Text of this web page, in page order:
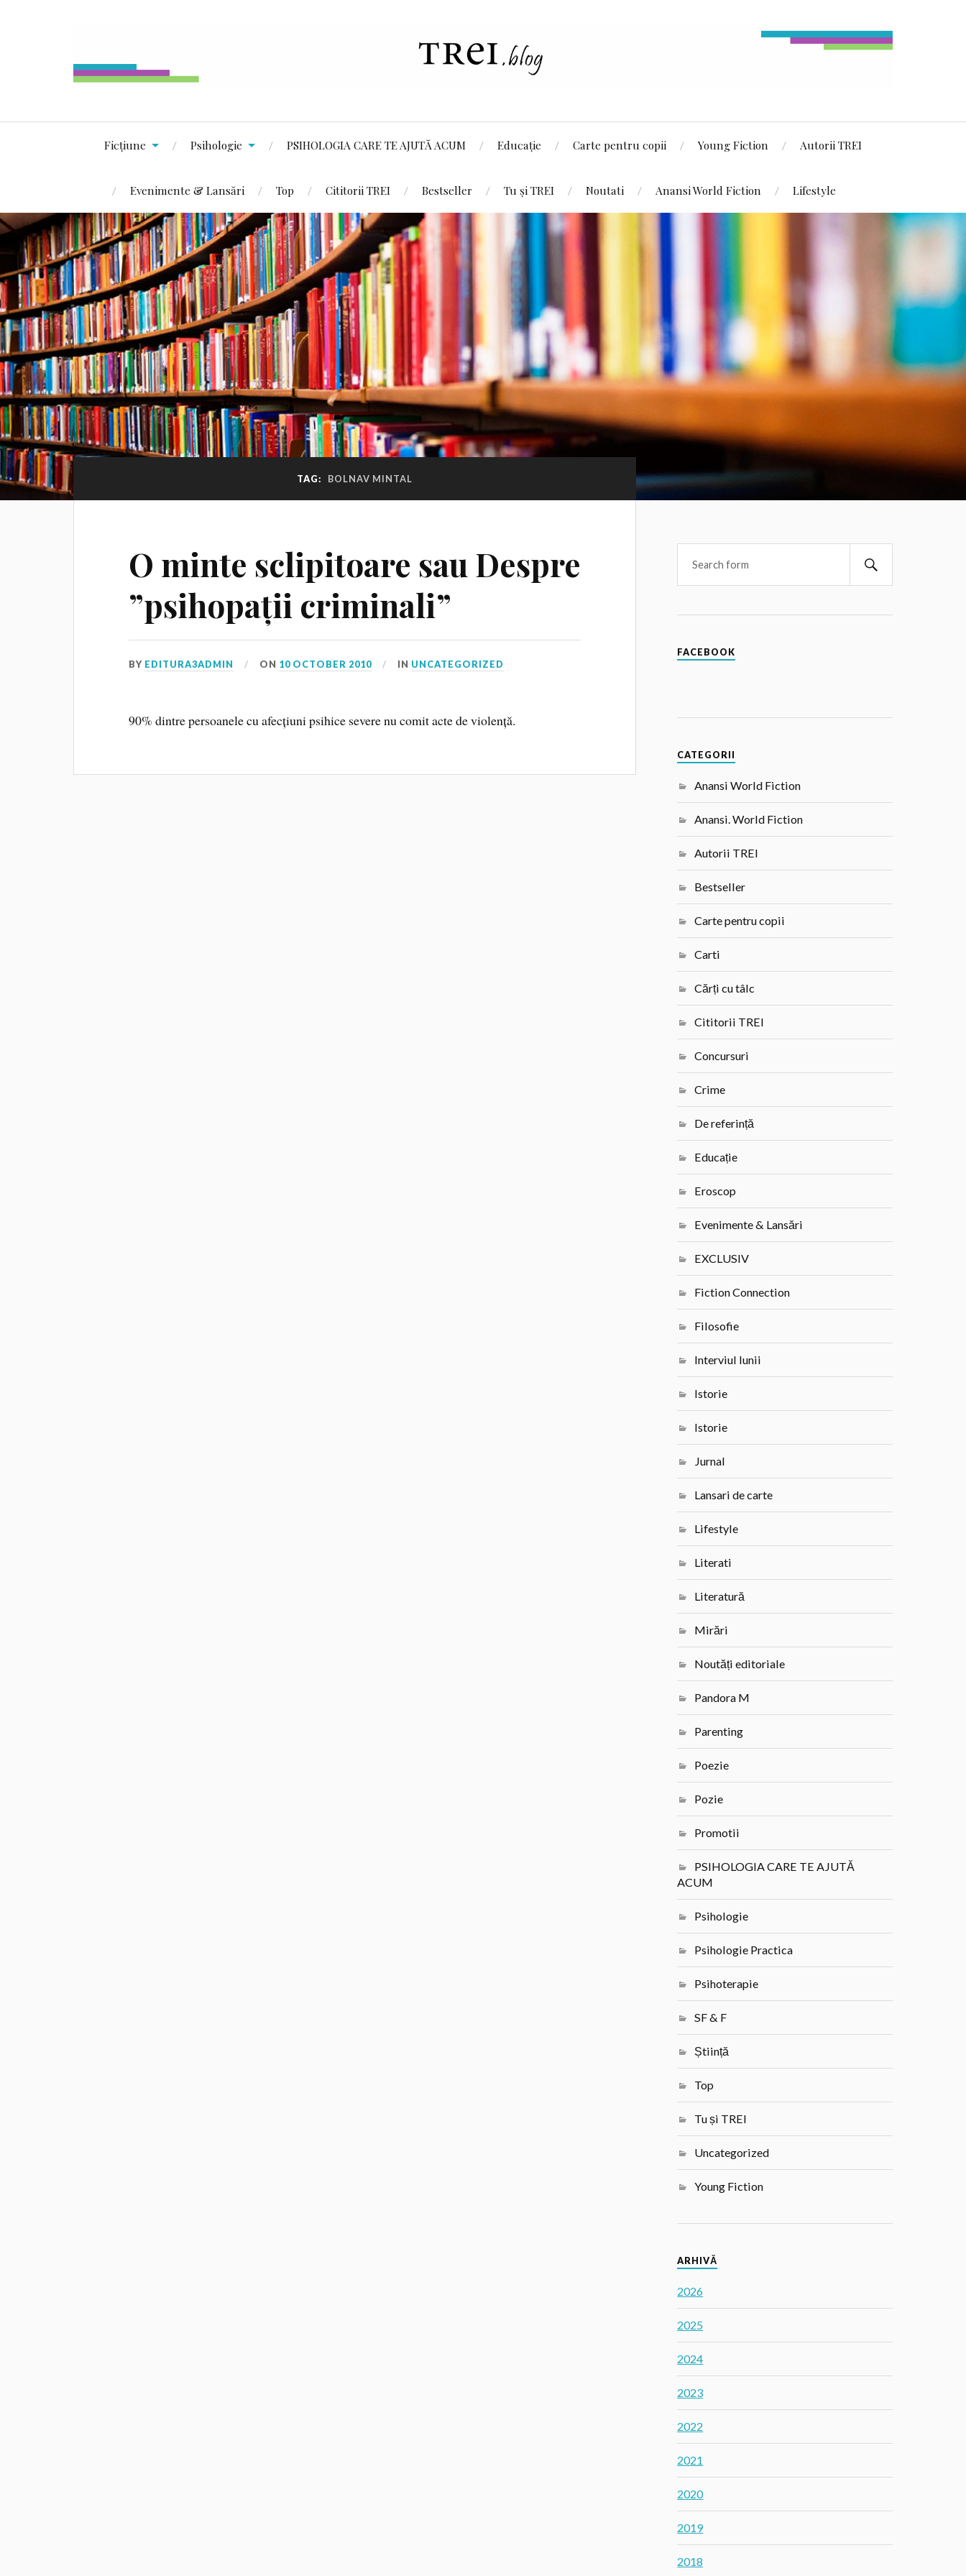
Ficțiune Psihologie PSIHOLOGIA CARE TE AJUTĂ ACUM Educație Carte pentru copii Young Fiction Autorii TREI
Evenimente & Lansări Top Cititorii TREI Bestseller Tu și TREI Noutati Anansi World Fiction Lifestyle
TAG: BOLNAV MINTAL
O minte sclipitoare sau Despre
”psihopații criminali”
BY EDITURA3ADMIN ON 10 OCTOBER 2010 IN UNCATEGORIZED
90% dintre persoanele cu afecțiuni psihice severe nu comit acte de violență.
FACEBOOK
CATEGORII
Anansi World Fiction
Anansi. World Fiction
Autorii TREI
Bestseller
Carte pentru copii
Carti
Cărți cu tâlc
Cititorii TREI
Concursuri
Crime
De referință
Educație
Eroscop
Evenimente & Lansări
EXCLUSIV
Fiction Connection
Filosofie
Interviul lunii
Istorie
Istorie
Jurnal
Lansari de carte
Lifestyle
Literati
Literatură
Mirări
Noutăți editoriale
Pandora M
Parenting
Poezie
Pozie
Promotii
PSIHOLOGIA CARE TE AJUTĂ
ACUM
Psihologie
Psihologie Practica
Psihoterapie
SF & F
Știință
Top
Tu și TREI
Uncategorized
Young Fiction
ARHIVĂ
2026
2025
2024
2023
2022
2021
2020
2019
2018